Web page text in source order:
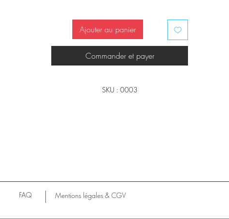
en rien la qualité de cet objet.
La lampe est parfaitement fonctionnelle avec son éclairage d’origine.
Cachée dans le coquillage, une ampoule éclaire un décor marin coloré et très
finement exécuté… Aucune signature ou tampon
Ajouter au panier
Commander et payer
SKU : 0003
FAQ Mentions légales & CGV